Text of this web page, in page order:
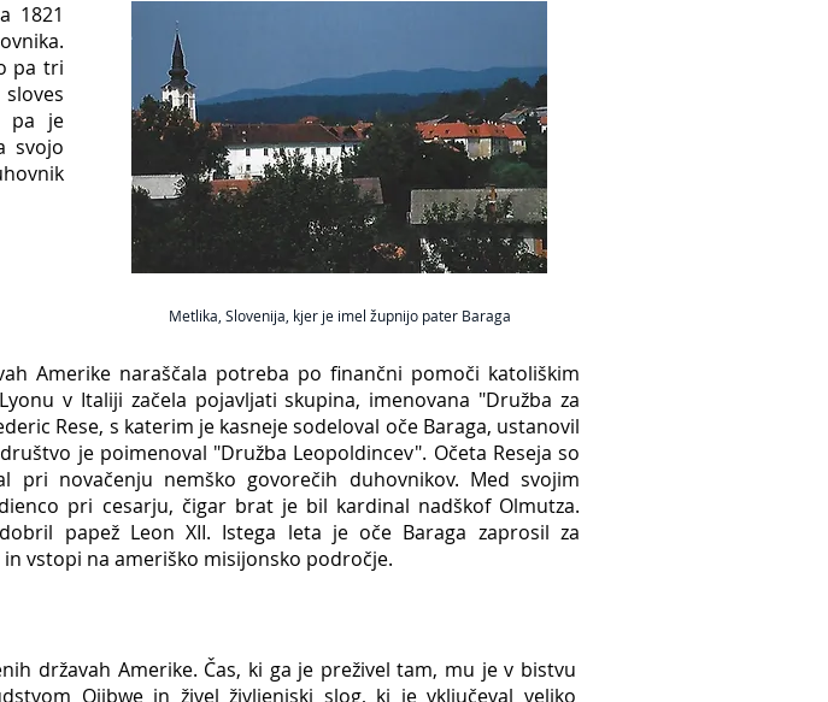
1821
pa tri
pa je
svojo
Metlika, Slovenija, kjer je imel župnijo pater Baraga
Amerike naraščala potreba po finančni pomoči katoliškim
v Italiji začela pojavljati skupina, imenovana "Družba za
Rese, s katerim je kasneje sodeloval oče Baraga, ustanovil
je poimenoval "Družba Leopoldincev". Očeta Reseja so
pri novačenju nemško govorečih duhovnikov. Med svojim
pri cesarju, čigar brat je bil kardinal nadškof Olmutza.
papež Leon XII. Istega leta je oče Baraga zaprosil za
vstopi na ameriško misijonsko področje.
državah Amerike. Čas, ki ga je preživel tam, mu je v bistvu
Ojibwe in živel življenjski slog, ki je vključeval veliko